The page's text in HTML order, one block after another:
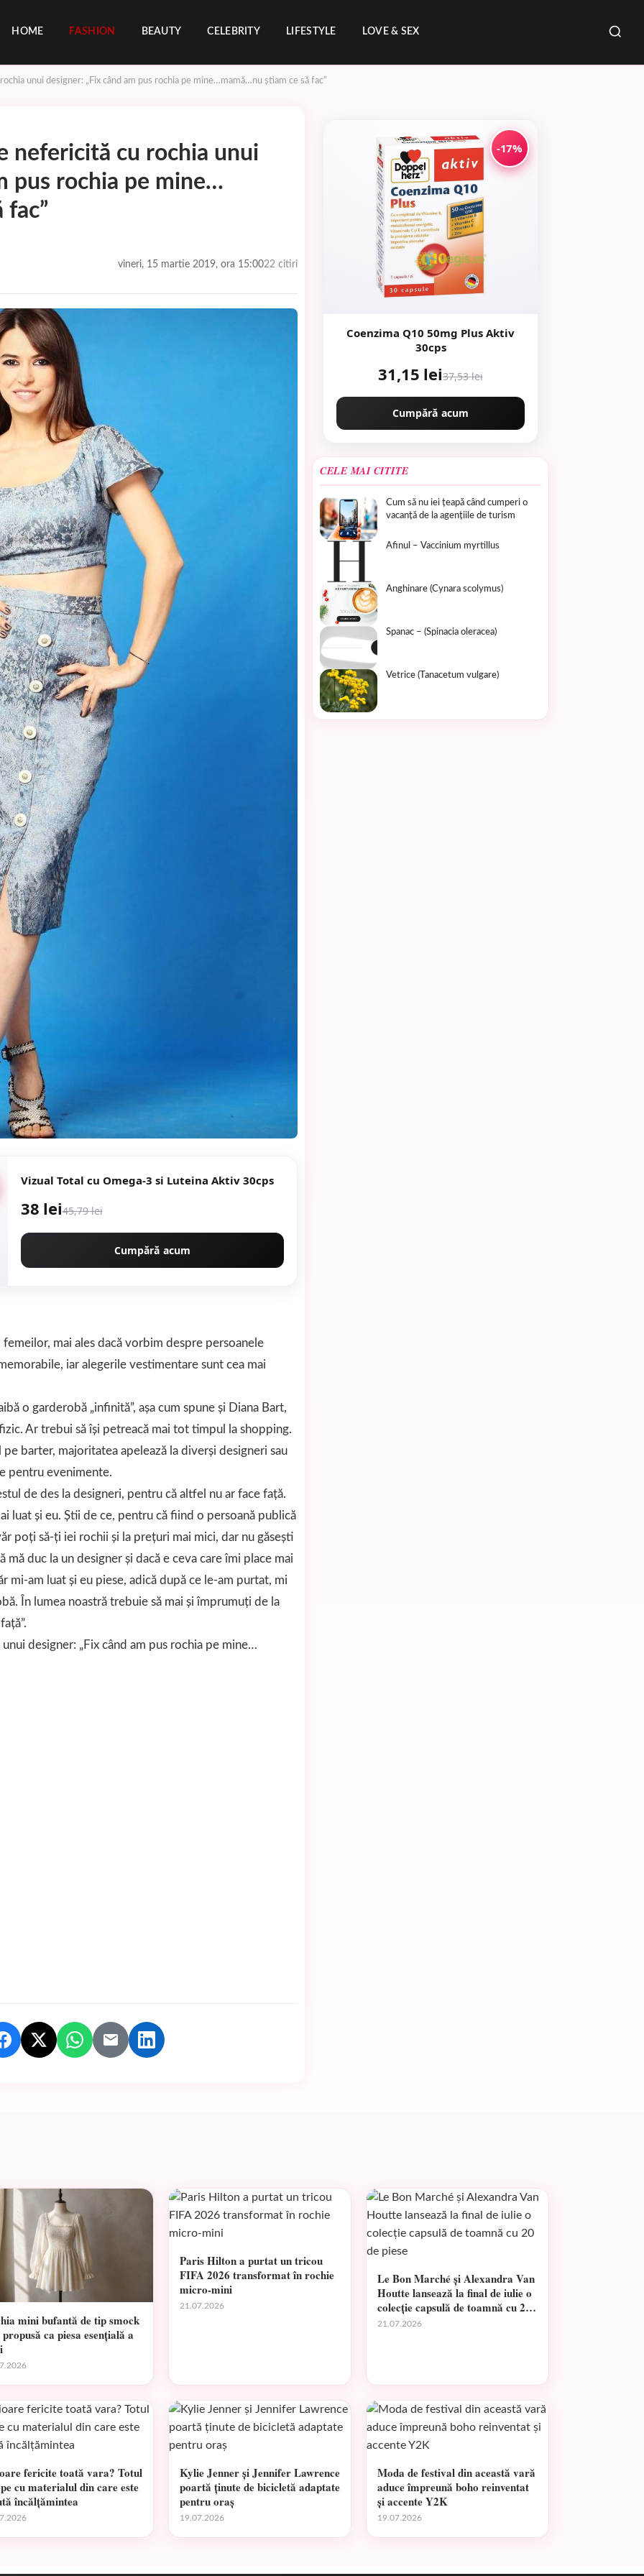
HOME FASHION BEAUTY CELEBRITY LIFESTYLE LOVE & SEX
unui designer: „Fix când am pus rochia pe mine…mamă…nu știam ce să fac”
nefericită cu rochia unui
pus rochia pe mine…
fac”
vineri, 15 martie 2019, ora 15:0022 citiri
Vizual Total cu Omega-3 si Luteina Aktiv 30cps
38 lei45,79 lei
Cumpără acum
mai ales dacă vorbim despre persoanele
iar alegerile vestimentare sunt cea mai
o garderobă „infinită”, așa cum spune și Diana Bart,
Ar trebui să își petreacă mai tot timpul la shopping.
barter, majoritatea apelează la diverși designeri sau
pentru evenimente.
de des la designeri, pentru că altfel nu ar face față.
luat și eu. Știi de ce, pentru că fiind o persoană publică
poți să-ți iei rochii și la prețuri mai mici, dar nu găsești
duc la un designer și dacă e ceva care îmi place mai
mi-am luat și eu piese, adică după ce le-am purtat, mi
În lumea noastră trebuie să mai și împrumuți de la
designer: „Fix când am pus rochia pe mine…
-17%
Coenzima Q10 50mg Plus Aktiv
30cps
31,15 lei37,53 lei
Cumpără acum
CELE MAI CITITE
Cum să nu iei țeapă când cumperi o
vacanță de la agențiile de turism
Afinul – Vaccinium myrtillus
Anghinare (Cynara scolymus)
Spanac – (Spinacia oleracea)
Vetrice (Tanacetum vulgare)
mini bufantă de tip smock
propusă ca piesa esențială a
Paris Hilton a purtat un tricou
FIFA 2026 transformat în rochie
micro-mini
21.07.2026
Le Bon Marché și Alexandra Van
Houtte lansează la final de iulie o
colecție capsulă de toamnă cu 20
de piese
21.07.2026
fericite toată vara? Totul
cu materialul din care este
încălțămintea
Kylie Jenner și Jennifer Lawrence
poartă ținute de bicicletă adaptate
pentru oraș
19.07.2026
Moda de festival din această vară
aduce împreună boho reinventat
și accente Y2K
19.07.2026